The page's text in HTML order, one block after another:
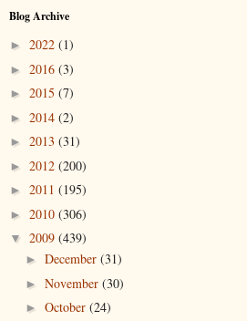
Blog Archive
► 2022 (1)
► 2016 (3)
► 2015 (7)
► 2014 (2)
► 2013 (31)
► 2012 (200)
► 2011 (195)
► 2010 (306)
▼ 2009 (439)
► December (31)
► November (30)
► October (24)